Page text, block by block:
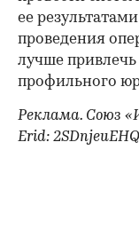
ее
проведения
лучше привлечь
профильного
Реклама. Союз
Erid: